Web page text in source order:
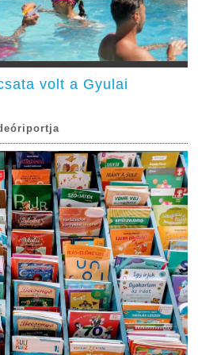
volt a Gyulai